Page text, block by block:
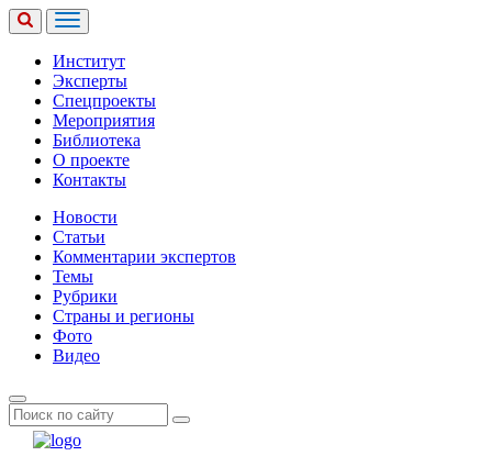
Институт
Эксперты
Спецпроекты
Мероприятия
Библиотека
О проекте
Контакты
Новости
Статьи
Комментарии экспертов
Темы
Рубрики
Страны и регионы
Фото
Видео